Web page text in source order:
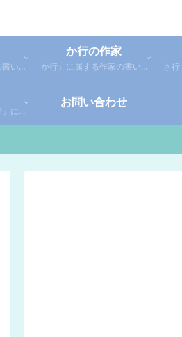
「あ行」に属する作家の書いた本の感想です。「あ」「い」「う」「え」「お」に分類しているので、お好きな作家の作品を探してみてください。
か行の作家
「か行」に属する作家の書いた本の感想です。さらに「か」「き」「く」「け」「こ」に分類していあります。お好きな作家の作品を探してみてください。
「や行」「ら行」「わ行」に属する作家の書いた本の感想です。さらに「や」「ゆ」「よ」「り」「れ」「わ」に分類していあります。お好きな作家の作品を探してみてください。
お問い合わせ